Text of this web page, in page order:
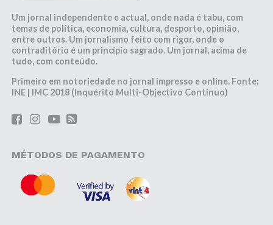
Um jornal independente e actual, onde nada é tabu, com
temas de política, economia, cultura, desporto, opinião,
entre outros. Um jornalismo feito com rigor, onde o
contraditório é um princípio sagrado. Um jornal, acima de
tudo, com conteúdo.
Primeiro em notoriedade no jornal impresso e online. Fonte:
INE | IMC 2018 (Inquérito Multi-Objectivo Contínuo)
MÉTODOS DE PAGAMENTO